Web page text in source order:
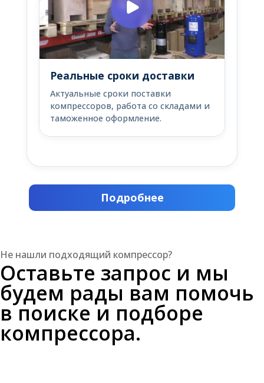
Реальные сроки доставки
Актуальные сроки поставки
компрессоров, работа со складами и
таможенное оформление.
Подробнее
Не нашли подходящий компрессор?
Оставьте запрос и мы
будем рады вам помочь
в поиске и подборе
компрессора.